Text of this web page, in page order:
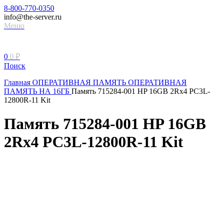
8-800-770-0350
info@the-server.ru
Меню
0 0 ₽
Поиск
Главная ОПЕРАТИВНАЯ ПАМЯТЬ ОПЕРАТИВНАЯ
ПАМЯТЬ НА 16ГБ Память 715284-001 HP 16GB 2Rx4 PC3L-
12800R-11 Kit
Память 715284-001 HP 16GB
2Rx4 PC3L-12800R-11 Kit